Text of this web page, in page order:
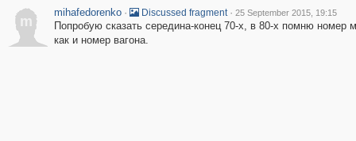
m
mihafedorenko · Discussed fragment · 25 September 2015, 19:15
Попробую сказать середина-конец 70-х, в 80-х помню
как и номер вагона.